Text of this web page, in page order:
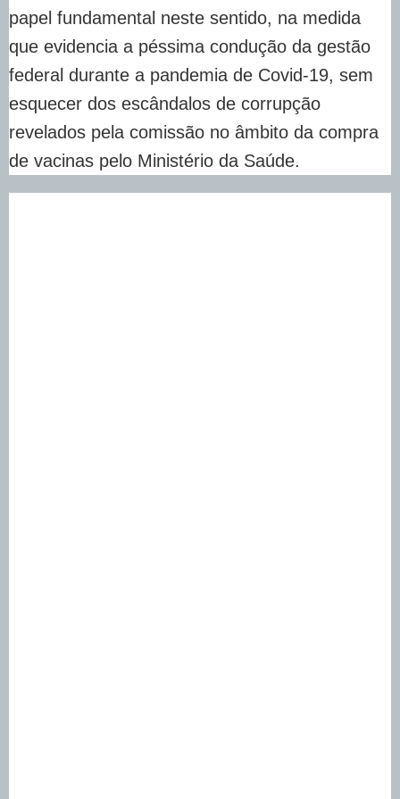
papel fundamental neste sentido, na medida
que evidencia a péssima condução da gestão
federal durante a pandemia de Covid-19, sem
esquecer dos escândalos de corrupção
revelados pela comissão no âmbito da compra
de vacinas pelo Ministério da Saúde.